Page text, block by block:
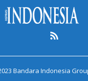
Bandara Indonesia